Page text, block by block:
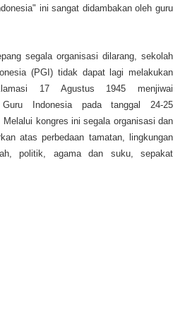
ini sangat didambakan oleh guru
segala organisasi dilarang, sekolah
(PGI) tidak dapat lagi melakukan
17 Agustus 1945 menjiwai
Guru Indonesia pada tanggal 24-25
kongres ini segala organisasi dan
atas perbedaan tamatan, lingkungan
politik, agama dan suku, sepakat